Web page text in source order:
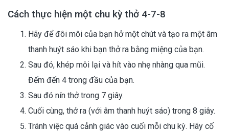
Cách thực hiện một chu kỳ thở 4-7-8
Hãy để đôi môi của bạn hở một chút và tạo ra một âm
thanh huýt sáo khi bạn thở ra bằng miệng của bạn.
Sau đó, khép môi lại và hít vào nhẹ nhàng qua mũi.
Đếm đến 4 trong đầu của bạn.
Sau đó nín thở trong 7 giây.
Cuối cùng, thở ra (với âm thanh huýt sáo) trong 8 giây.
Tránh việc quá cảnh giác vào cuối mỗi chu kỳ. Hãy cố